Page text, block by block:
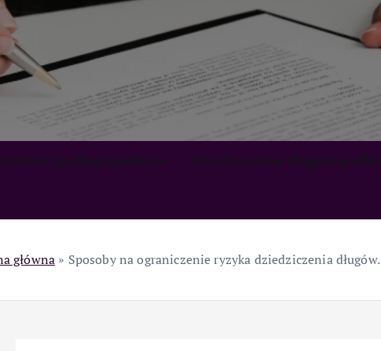
główna » Sposoby na ograniczenie ryzyka dziedziczenia długów.